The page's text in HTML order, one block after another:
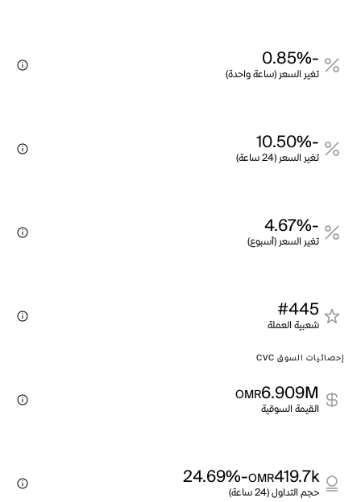
-0.85%
تغير السعر (ساعة واحدة)
-10.50%
تغير السعر (24 ساعة)
-4.67%
تغير السعر (أسبوع)
#445
شعبية العملة
إحصائيات السوق CVC
6.909M
OMR
القيمة السوقية
419.7k
OMR
-24.69%
حجم التداول (24 ساعة)